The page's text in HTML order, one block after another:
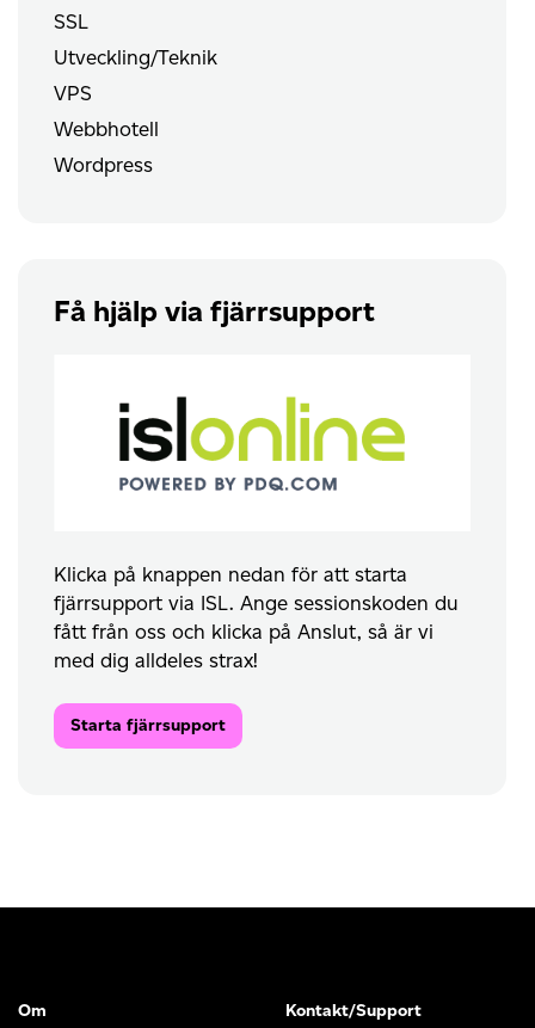
SSL
Utveckling/Teknik
VPS
Webbhotell
Wordpress
Få hjälp via fjärrsupport
Klicka på knappen nedan för att starta
fjärrsupport via ISL. Ange sessionskoden du
fått från oss och klicka på Anslut, så är vi
med dig alldeles strax!
Starta fjärrsupport
Om Kontakt/Support